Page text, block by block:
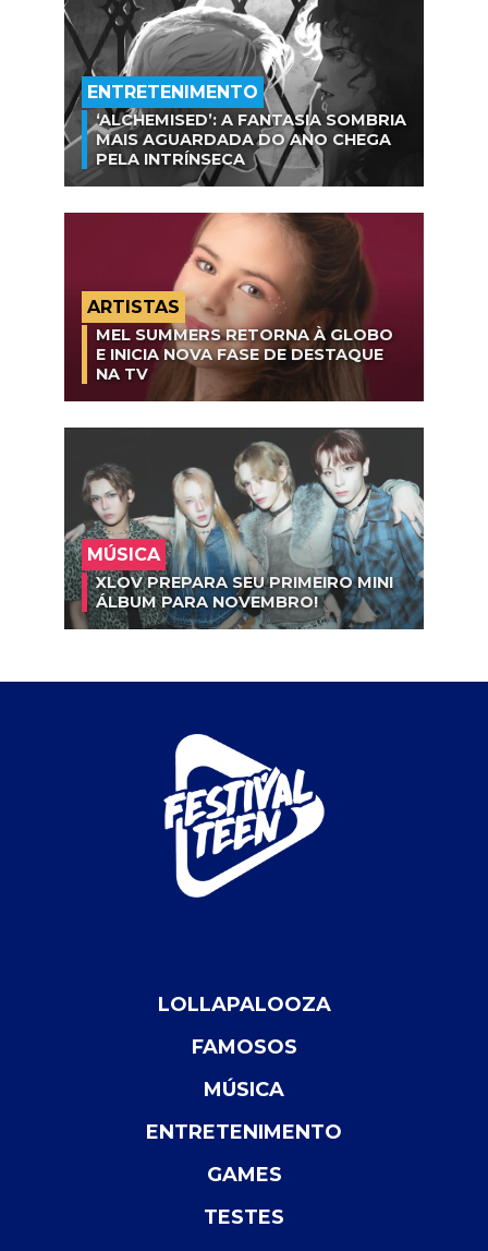
ENTRETENIMENTO
‘ALCHEMISED’: A FANTASIA SOMBRIA
MAIS AGUARDADA DO ANO CHEGA
PELA INTRÍNSECA
ARTISTAS
MEL SUMMERS RETORNA À GLOBO
E INICIA NOVA FASE DE DESTAQUE
NA TV
MÚSICA
XLOV PREPARA SEU PRIMEIRO MINI
ÁLBUM PARA NOVEMBRO!
LOLLAPALOOZA
FAMOSOS
MÚSICA
ENTRETENIMENTO
GAMES
TESTES